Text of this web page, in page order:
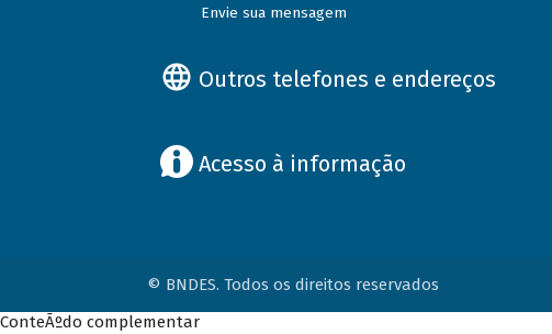
Envie sua mensagem
Outros telefones e endereços
Acesso à informação
© BNDES. Todos os direitos reservados
ConteÃºdo complementar